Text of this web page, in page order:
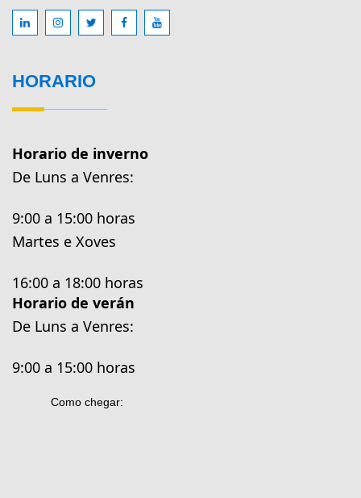
HORARIO
Horario de inverno
De Luns a Venres:
9:00 a 15:00 horas
Martes e Xoves
16:00 a 18:00 horas
Horario de verán
De Luns a Venres:
9:00 a 15:00 horas
Como chegar: